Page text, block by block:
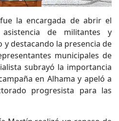
fue la encargada de abrir el
de militantes y
destacando la presencia de
municipales de
subrayó la importancia
en Alhama y apeló a
progresista para las